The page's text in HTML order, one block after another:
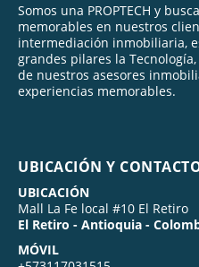
Somos una PROPTECH y
memorables en nuestros
intermediación inmobiliaria,
grandes pilares la
de nuestros asesores
experiencias memorables.
UBICACIÓN Y
UBICACIÓN
Mall La Fe local #10 El Retiro
El Retiro - Antioquia -
MÓVIL